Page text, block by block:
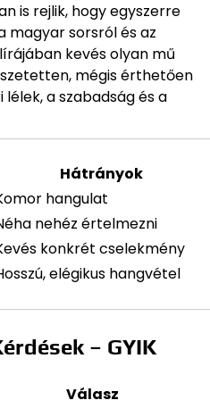
is rejlik, hogy egyszerre
magyar sorsról és az
kevés olyan mű
mégis érthetően
a szabadság és a
Hátrányok
hangulat
nehéz értelmezni
konkrét cselekmény
elégikus hangvétel
– GYIK
Válasz